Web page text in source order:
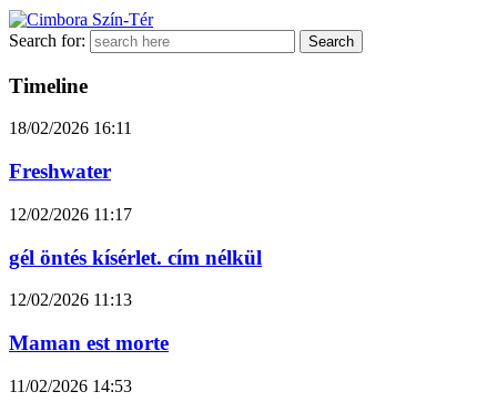
Search for:
Timeline
18/02/2026 16:11
Freshwater
12/02/2026 11:17
gél öntés kísérlet. cím nélkül
12/02/2026 11:13
Maman est morte
11/02/2026 14:53